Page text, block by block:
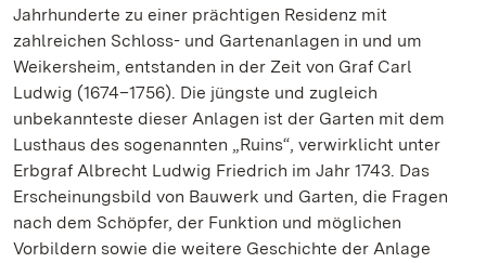
Jahrhunderte zu einer prächtigen Residenz mit
zahlreichen Schloss- und Gartenanlagen in und um
Weikersheim, entstanden in der Zeit von Graf Carl
Ludwig (1674–1756). Die jüngste und zugleich
unbekannteste dieser Anlagen ist der Garten mit dem
Lusthaus des sogenannten „Ruins“, verwirklicht unter
Erbgraf Albrecht Ludwig Friedrich im Jahr 1743. Das
Erscheinungsbild von Bauwerk und Garten, die Fragen
nach dem Schöpfer, der Funktion und möglichen
Vorbildern sowie die weitere Geschichte der Anlage